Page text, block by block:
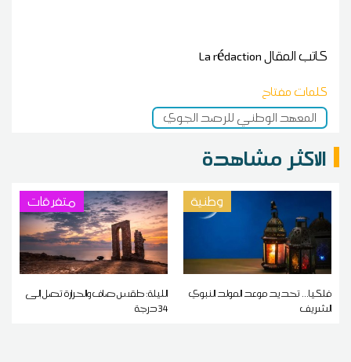
كاتب المقالLa rédaction
كلمات مفتاح
المعهد الوطني للرصد الجوي
الاكثر مشاهدة
وطنية
فلكيا... تحديد موعد المولد النبوي
الشريف
متفرقات
الليلة: طقس صاف والحرارة تصل إلى
34 درجة